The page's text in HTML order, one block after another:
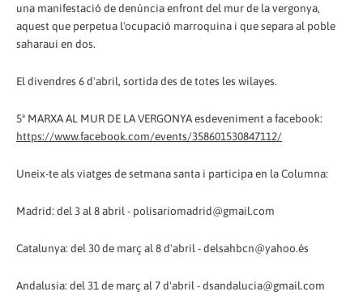
una manifestació de denúncia enfront del mur de la vergonya,
aquest que perpetua l'ocupació marroquina i que separa al poble
saharaui en dos.
El divendres 6 d'abril, sortida des de totes les wilayes.
5ª MARXA AL MUR DE LA VERGONYA esdeveniment a facebook:
https://www.facebook.com/events/358601530847112/
Uneix-te als viatges de setmana santa i participa en la Columna:
Madrid: del 3 al 8 abril - polisariomadrid@gmail.com
Catalunya: del 30 de març al 8 d'abril - delsahbcn@yahoo.és
Andalusia: del 31 de març al 7 d'abril - dsandalucia@gmail.com